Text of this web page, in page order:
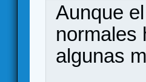
Aunque
normales
algunas